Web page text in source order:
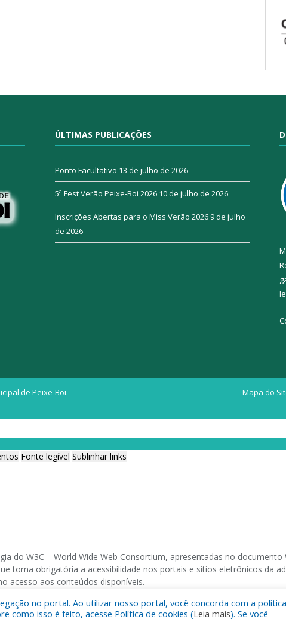
ÚLTIMAS PUBLICAÇÕES
Ponto Facultativo 13 de julho de 2026
5ª Fest Verão Peixe-Boi 2026 10 de julho de 2026
Inscrições Abertas para o Miss Verão 20269 de julho
de 2026
de Peixe-Boi. Mapa do
no portal. Ao utilizar nosso portal, você concorda com a
como isso é feito, acesse Política de cookies (Leia mais). Se você
Fonte legível Sublinhar links
do W3C – World Wide Web Consortium, apresentadas no
torna obrigatória a acessibilidade nos portais e sítios eletrônicos da
acesso aos conteúdos disponíveis.
navegadores e através do utilitário de acesso a Internet do